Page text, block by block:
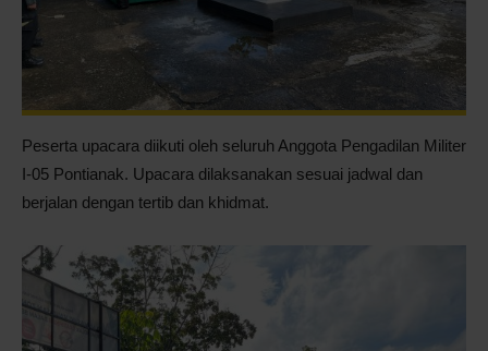
Peserta upacara diikuti oleh seluruh Anggota Pengadilan Militer
I-05 Pontianak. Upacara dilaksanakan sesuai jadwal dan
berjalan dengan tertib dan khidmat.